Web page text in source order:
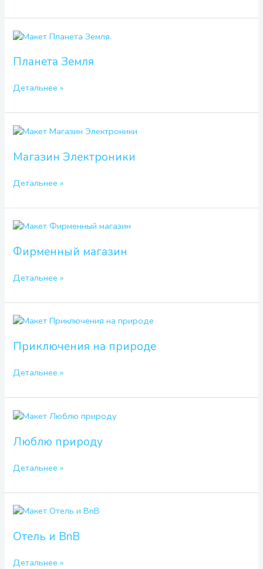
Планета Земля
Планета
Детальнее »
Магазин Электроники
Магазин
Детальнее »
Фирменный магазин
Фирменный
Детальнее »
Приключения на природе
Приключения
природе
Детальнее »
Люблю природу
Люблю
Детальнее »
Отель и BnB
Отель
BnB
Детальнее »